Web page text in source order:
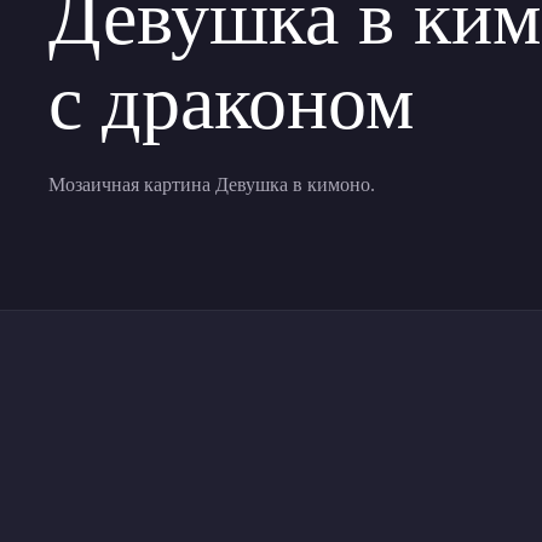
Девушка в
с драконом
Мозаичная картина Девушка в кимоно.